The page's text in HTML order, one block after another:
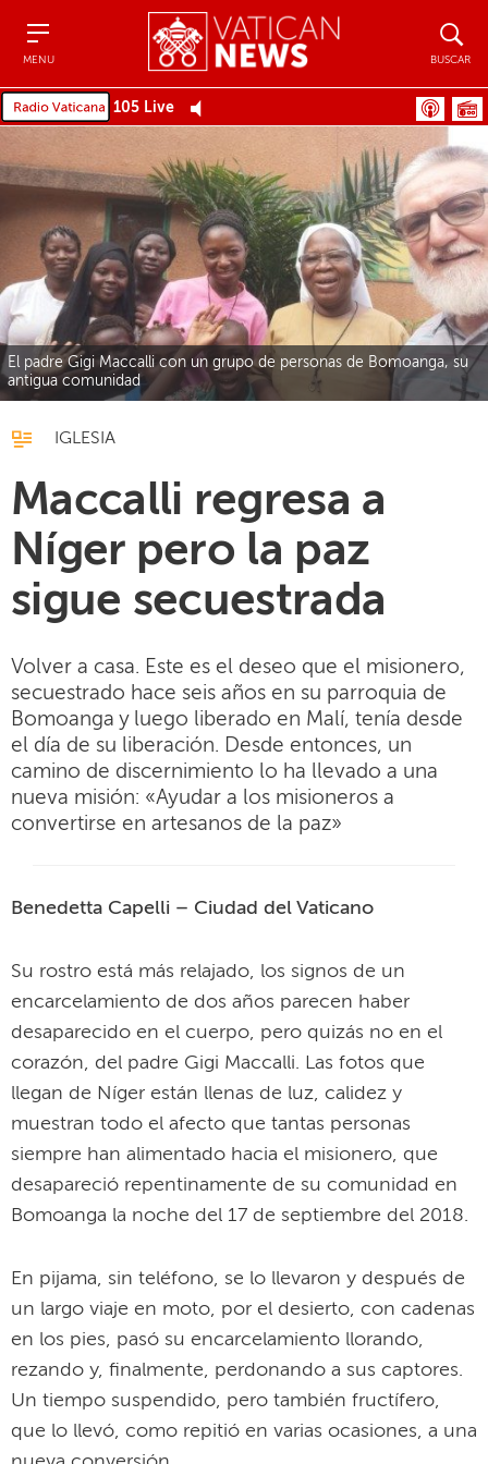
MENU BUSCAR
105 Live
El padre Gigi Maccalli con un grupo de personas de Bomoanga, su
antigua comunidad
IGLESIA
Maccalli regresa a
Níger pero la paz
sigue secuestrada
Volver a casa. Este es el deseo que el misionero,
secuestrado hace seis años en su parroquia de
Bomoanga y luego liberado en Malí, tenía desde
el día de su liberación. Desde entonces, un
camino de discernimiento lo ha llevado a una
nueva misión: «Ayudar a los misioneros a
convertirse en artesanos de la paz»
Benedetta Capelli – Ciudad del Vaticano
Su rostro está más relajado, los signos de un
encarcelamiento de dos años parecen haber
desaparecido en el cuerpo, pero quizás no en el
corazón, del padre Gigi Maccalli. Las fotos que
llegan de Níger están llenas de luz, calidez y
muestran todo el afecto que tantas personas
siempre han alimentado hacia el misionero, que
desapareció repentinamente de su comunidad en
Bomoanga la noche del 17 de septiembre del 2018.
En pijama, sin teléfono, se lo llevaron y después de
un largo viaje en moto, por el desierto, con cadenas
en los pies, pasó su encarcelamiento llorando,
rezando y, finalmente, perdonando a sus captores.
Un tiempo suspendido, pero también fructífero,
que lo llevó, como repitió en varias ocasiones, a una